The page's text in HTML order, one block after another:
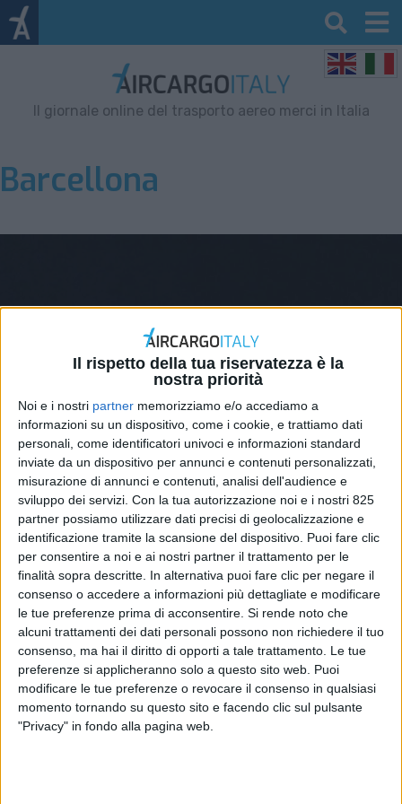
Il rispetto della tua riservatezza è la
nostra priorità
Noi e i nostri partner memorizziamo e/o accediamo a
informazioni su un dispositivo, come i cookie, e trattiamo dati
personali, come identificatori univoci e informazioni standard
inviate da un dispositivo per annunci e contenuti personalizzati,
misurazione di annunci e contenuti, analisi dell'audience e
sviluppo dei servizi. Con la tua autorizzazione noi e i nostri 825
partner possiamo utilizzare dati precisi di geolocalizzazione e
identificazione tramite la scansione del dispositivo. Puoi fare clic
per consentire a noi e ai nostri partner il trattamento per le
finalità sopra descritte. In alternativa puoi fare clic per negare il
consenso o accedere a informazioni più dettagliate e modificare
le tue preferenze prima di acconsentire. Si rende noto che
alcuni trattamenti dei dati personali possono non richiedere il tuo
consenso, ma hai il diritto di opporti a tale trattamento. Le tue
preferenze si applicheranno solo a questo sito web. Puoi
modificare le tue preferenze o revocare il consenso in qualsiasi
momento tornando su questo sito e facendo clic sul pulsante
"Privacy" in fondo alla pagina web.
Il giornale online del trasporto aereo merci in Italia
Barcellona
Amazon Air è atterrata anche
a Roma Fiumicino
ITALIA 10 GIUGNO 2020